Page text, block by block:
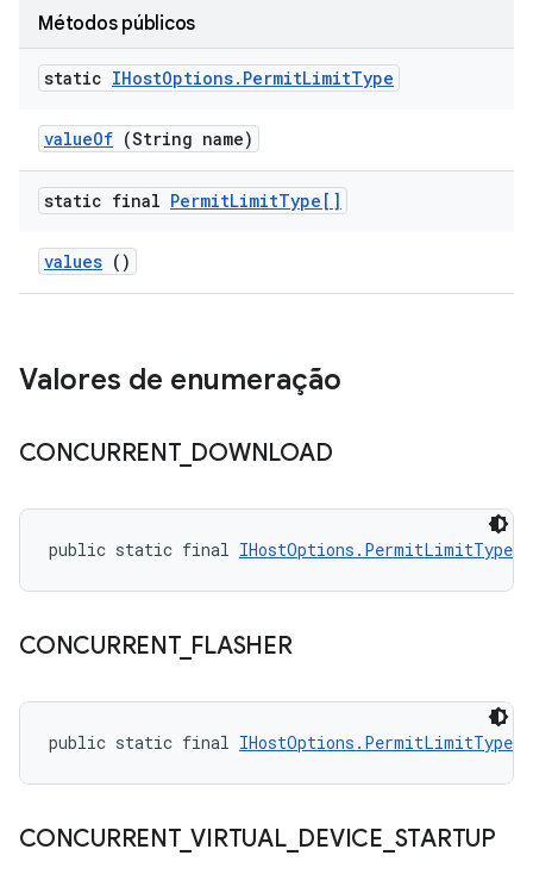
Métodos públicos
static IHostOptions. PermitLimitType
valueOf (String name)
static final PermitLimitType[]
values ()
Valores de enumeração
CONCURRENT_ DOWNLOAD
public static final IHostOptions.PermitLimitType
CONCURRENT_ FLASHER
public static final IHostOptions.PermitLimitType
CONCURRENT_VIRTUAL_ DEVICE STARTUP